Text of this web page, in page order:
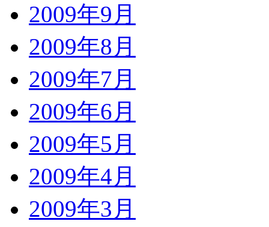
2009年9月
2009年8月
2009年7月
2009年6月
2009年5月
2009年4月
2009年3月